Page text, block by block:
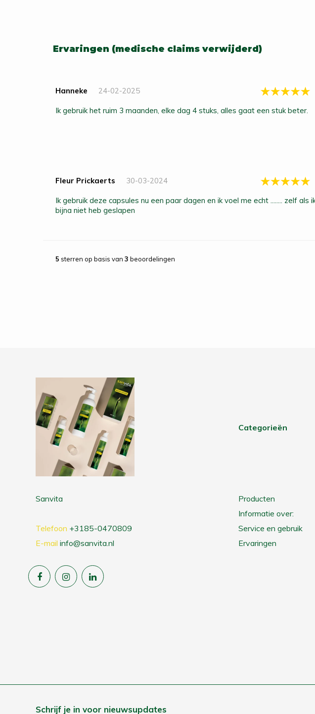
Ervaringen (medische claims verwijderd)
Hanneke 24-02-2025
Ik gebruik het ruim 3 maanden, elke dag 4 stuks, alles gaat een stuk beter.
Fleur Prickaerts 30-03-2024
Ik gebruik deze capsules nu een paar dagen en ik voel me echt ........ zelf als ik
bijna niet heb geslapen
5 sterren op basis van 3 beoordelingen
Sanvita
Telefoon +3185-0470809
E-mail info@sanvita.nl
Categorieën
Producten
Informatie over:
Service en gebruik
Ervaringen
Schrijf je in voor nieuwsupdates